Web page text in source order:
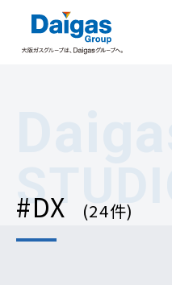
EN / JP
社会貢献
STUDIO
#DX (24件)